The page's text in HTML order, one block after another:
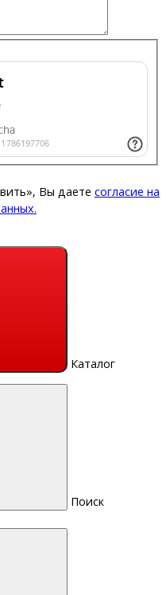
Вы даете согласие на
Каталог
Поиск